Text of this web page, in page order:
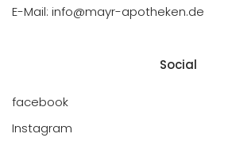
E-Mail: info@mayr-apotheken.de
Social
facebook
Instagram